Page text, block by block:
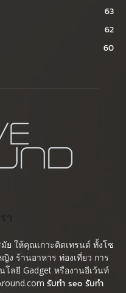
63
62
60
ย ให้คุณเกาะติดเทรนด์ ทั้งโซ
ง ร้านอาหาร ท่องเที่ยว การ
ลยี Gadget หรืองานอีเว้นท์
รับทำ seo รับทำ